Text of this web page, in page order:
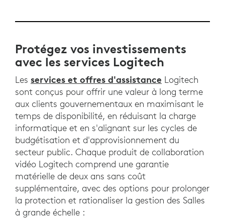
Protégez vos investissements
avec les services Logitech
Les services et offres d'assistance Logitech
sont conçus pour offrir une valeur à long terme
aux clients gouvernementaux en maximisant le
temps de disponibilité, en réduisant la charge
informatique et en s'alignant sur les cycles de
budgétisation et d'approvisionnement du
secteur public. Chaque produit de collaboration
vidéo Logitech comprend une garantie
matérielle de deux ans sans coût
supplémentaire, avec des options pour prolonger
la protection et rationaliser la gestion des Salles
à grande échelle :